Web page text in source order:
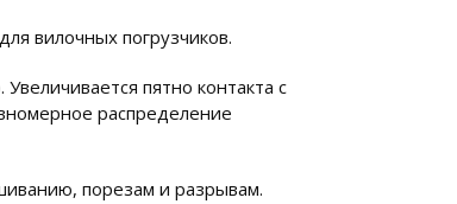
вилочных погрузчиков.
пятно контакта с
распределение
порезам и разрывам.